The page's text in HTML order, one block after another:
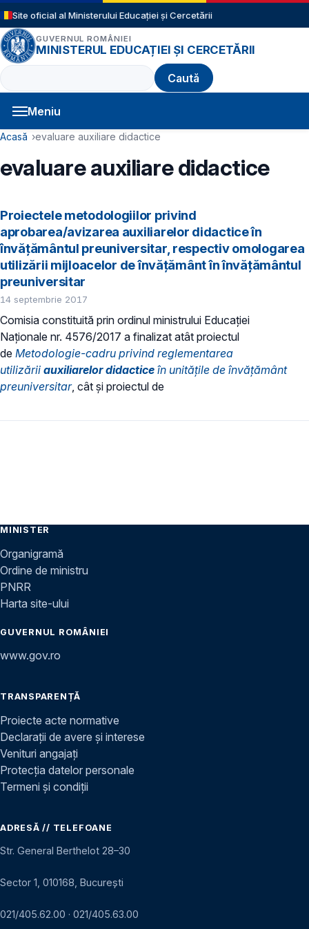
Sari la conținutul principal
Site oficial al Ministerului Educației și Cercetării
GUVERNUL ROMÂNIEI
MINISTERUL EDUCAȚIEI ȘI CERCETĂRII
Caută
Meniu
Navigație principală
Cale de navigare
Acasă evaluare auxiliare didactice
evaluare auxiliare didactice
Proiectele metodologiilor privind
aprobarea/avizarea auxiliarelor didactice în
învățământul preuniversitar, respectiv omologarea
utilizării mijloacelor de învățământ în învățământul
preuniversitar
14 septembrie 2017
Comisia constituită prin ordinul ministrului Educației
Naționale nr. 4576/2017 a finalizat atât proiectul
de Metodologie-cadru privind reglementarea
utilizării auxiliarelor didactice în unitățile de învățământ
preuniversitar, cât și proiectul de
MINISTER
Organigramă
Ordine de ministru
PNRR
Harta site-ului
GUVERNUL ROMÂNIEI
www.gov.ro
TRANSPARENȚĂ
Proiecte acte normative
Declarații de avere și interese
Venituri angajați
Protecția datelor personale
Termeni și condiții
ADRESĂ // TELEFOANE
Str. General Berthelot 28–30
Sector 1, 010168, București
021/405.62.00 · 021/405.63.00